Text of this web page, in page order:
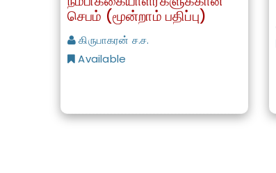
செபம் (மூன்றாம் பதிப்பு)
கிருபாகரன் ச.ச.
Available